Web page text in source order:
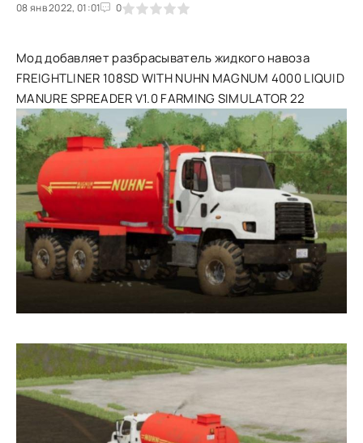
08 янв 2022, 01:01 0
1 2 3 4 5
Мод добавляет разбрасыватель жидкого навоза
FREIGHTLINER 108SD WITH NUHN MAGNUM 4000 LIQUID
MANURE SPREADER V1.0 FARMING SIMULATOR 22